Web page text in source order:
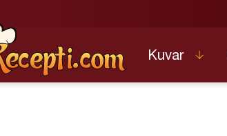
Kuvar